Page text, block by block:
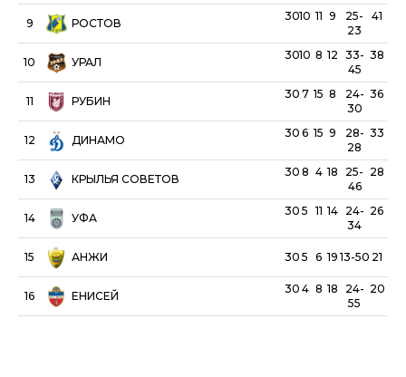
РОСТОВ
3010 11 9
25-
23
41
УРАЛ
3010 8 12 33-
45
38
РУБИН
30 7 15 8
24-
30
36
ДИНАМО
30 6 15 9
28-
28
33
КРЫЛЬЯ СОВЕТОВ
30 8 4 18
25-
46
28
УФА
30 5 11 14
24-
34
26
АНЖИ 30 5 6 19 13-50 21
ЕНИСЕЙ
30 4 8 18
24-
55
20